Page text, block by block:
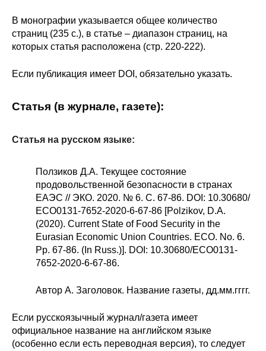
В монографии указывается общее количество
страниц (235 с.), в статье – диапазон страниц, на
которых статья расположена (стр. 220-222).
Если публикация имеет DOI, обязательно указать.
Статья (в журнале, газете):
Статья на русском языке:
Ползиков Д.А. Текущее состояние
продовольственной безопасности в странах
ЕАЭС // ЭКО. 2020. № 6. С. 67-86. DOI: 10.30680/
ЕСО0131-7652-2020-6-67-86 [Polzikov, D.A.
(2020). Current State of Food Security in the
Eurasian Economic Union Countries. ECO. No. 6.
Pp. 67-86. (In Russ.)]. DOI: 10.30680/ЕСО0131-
7652-2020-6-67-86.
Автор А. Заголовок. Название газеты, дд.мм.гггг.
Если русскоязычный журнал/газета имеет
официальное название на английском языке
(особенно если есть переводная версия), то следует